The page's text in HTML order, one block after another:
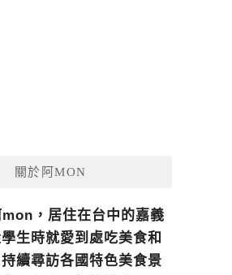
關於阿MON
，居住在台中的嘉義
生時就愛到處吃美食和
續尋訪各國特色美食景